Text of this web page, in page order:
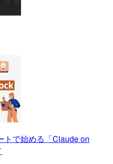
トで始める「Claude on